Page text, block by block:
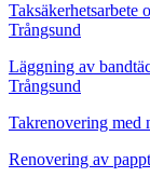
Taksäkerhetsarbete
Trångsund
Läggning av
Trångsund
Takrenovering med
Renovering av